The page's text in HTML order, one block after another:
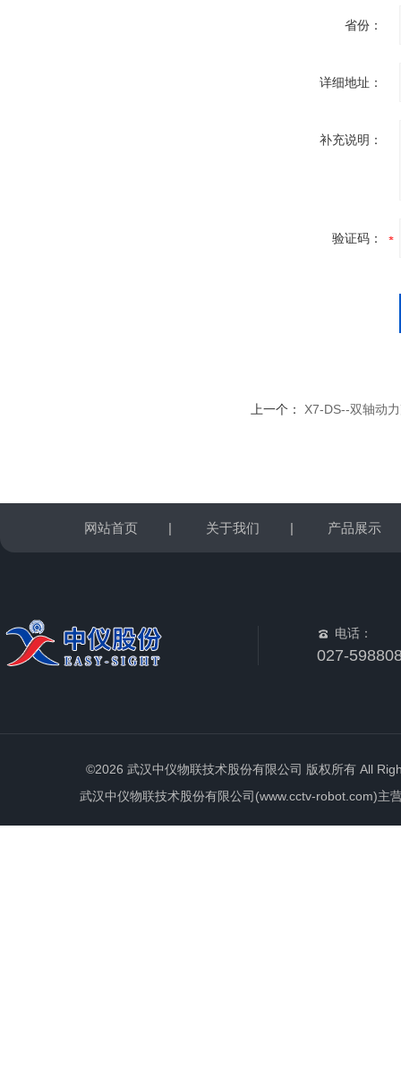
省份：
详细地址：
补充说明：
验证码：
上一个： X7-DS--双轴动
网站首页 | 关于我们 | 产品展示
电话：
027-
©2026 武汉中仪物联技术股份有限公司 版权所有 All
武汉中仪物联技术股份有限公司(www.cctv-robot.com)主